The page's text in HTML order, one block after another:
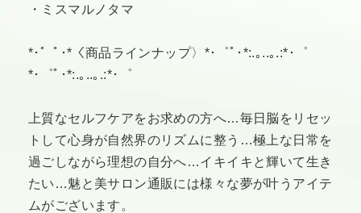
・ミスマルノタマ
*･゜ﾟ･*〈商品ラインナップ〉*･゜ﾟ･*:.｡..｡.:*･゜
*･゜ﾟ･*:.｡..｡.:*･゜
上質なセルフケアをお求めの方へ…毎日脳をリセッ
トして心身が自然界のリズムに整う…極上な日常を
過ごしながら理想の自分へ…イキイキと輝いて生き
たい…魅と美サロン通販には様々な夢が叶うアイテ
ムがございます。